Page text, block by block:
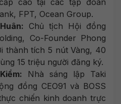
cao tại các tập đoàn
FPT, Ocean Group.
Chủ tịch Hội đồng
Co-Founder Phong
thành tích 5 nút Vàng, 40
15 triệu người đăng ký.
Nhà sáng lập Taki
đồng CEO91 và BOSS
chiến kinh doanh trực